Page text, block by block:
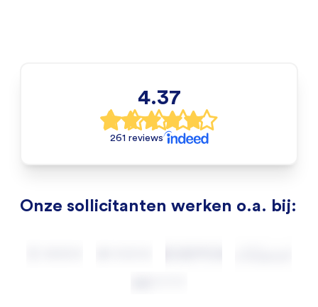
4.37
261 reviews
Onze sollicitanten werken o.a. bij: